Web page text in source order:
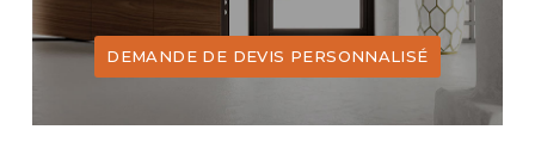
DEMANDE DE DEVIS PERSONNALISÉ